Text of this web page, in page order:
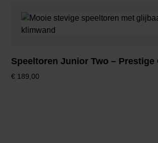
Speeltoren Junior Two – Prestige
€ 189,00